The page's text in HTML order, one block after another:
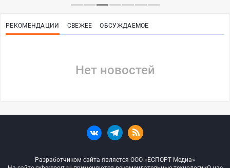
РЕКОМЕНДАЦИИ СВЕЖЕЕ ОБСУЖДАЕМОЕ
Нет новостей
Разработчиком сайта является ООО «ЕСПОРТ Медиа»